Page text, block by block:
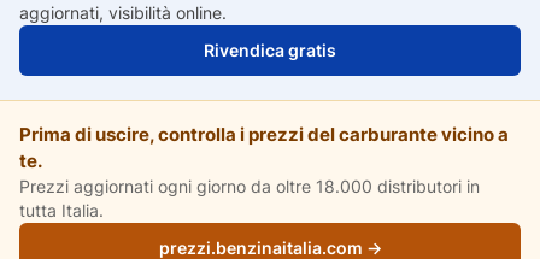
aggiornati, visibilità online.
Rivendica gratis
Prima di uscire, controlla i prezzi del carburante vicino a
te.
Prezzi aggiornati ogni giorno da oltre 18.000 distributori in
tutta Italia.
prezzi.benzinaitalia.com →